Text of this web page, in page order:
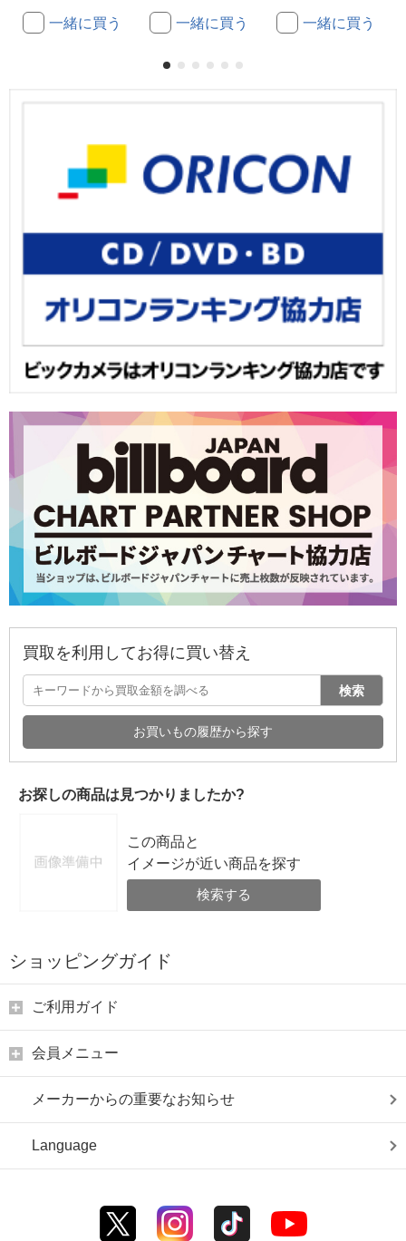
一緒に買う 一緒に買う 一緒に買う
買取を利用してお得に買い替え
検索
お買いもの履歴から探す
お探しの商品は見つかりましたか?
この商品と
イメージが近い商品を探す
検索する
ショッピングガイド
ご利用ガイド
会員メニュー
メーカーからの重要なお知らせ
Language